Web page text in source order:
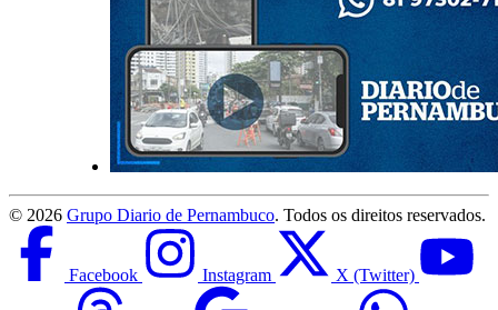
© 2026 Grupo Diario de Pernambuco. Todos os direitos reservados.
Facebook Instagram X (Twitter)